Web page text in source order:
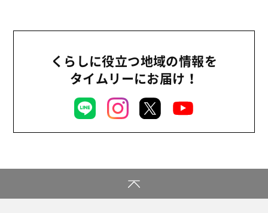
機関運営
消費者
2011年くらしに役立つ地域の情報を
タイムリーにお届け！